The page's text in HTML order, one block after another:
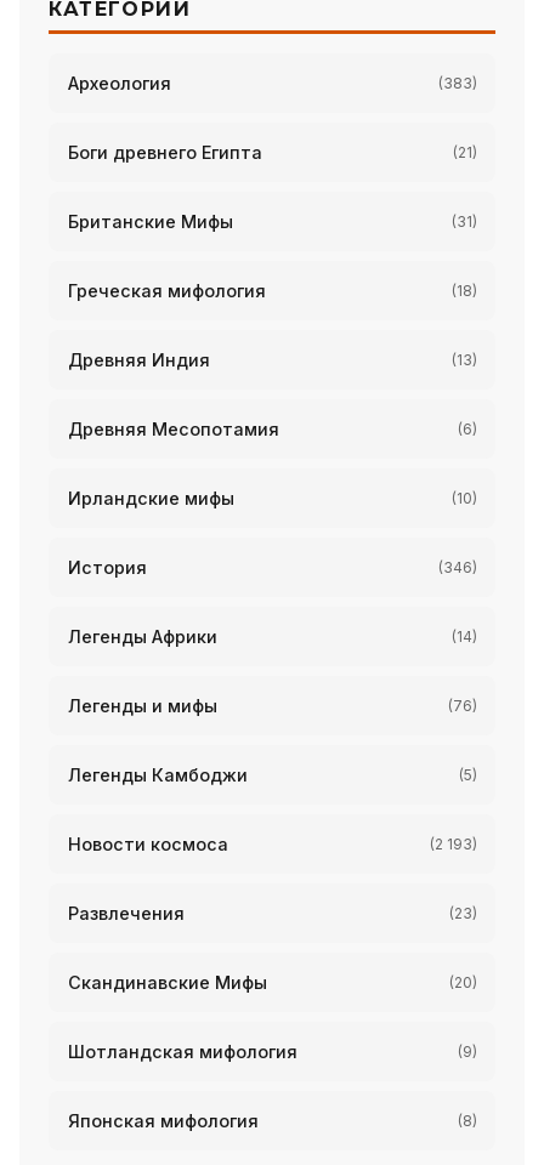
КАТЕГОРИИ
Археология (383)
Боги древнего Египта (21)
Британские Мифы (31)
Греческая мифология (18)
Древняя Индия (13)
Древняя Месопотамия (6)
Ирландские мифы (10)
История (346)
Легенды Африки (14)
Легенды и мифы (76)
Легенды Камбоджи (5)
Новости космоса (2 193)
Развлечения (23)
Скандинавские Мифы (20)
Шотландская мифология (9)
Японская мифология (8)